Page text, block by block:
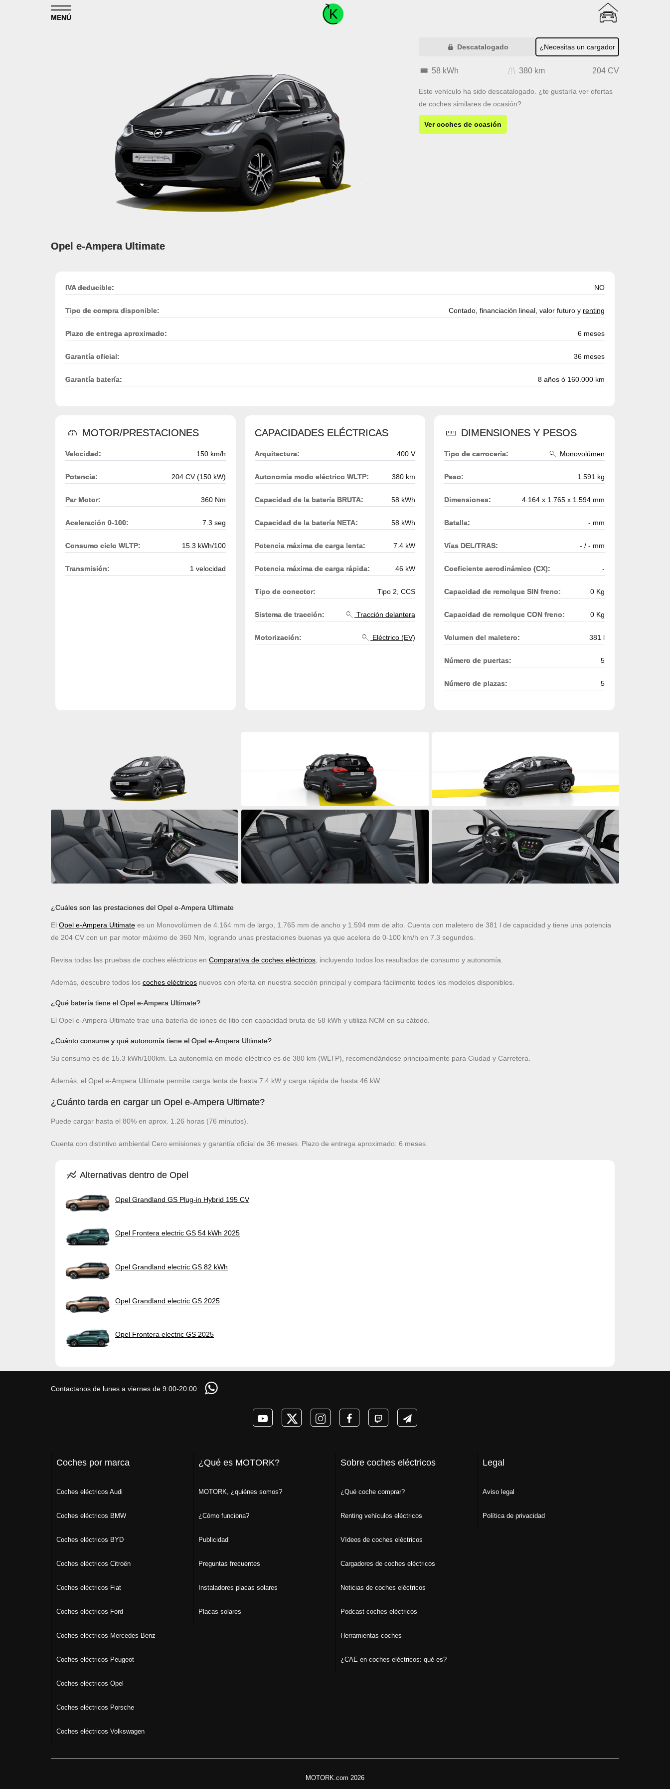
MENÚ
Descatalogado ¿Necesitas un cargador
58 kWh 380 km 204 CV
Este vehículo ha sido descatalogado. ¿te gustaría ver ofertas
de coches similares de ocasión?
Ver coches de ocasión
Opel e-Ampera Ultimate
IVA deducible: NO
Tipo de compra disponible: Contado, financiación lineal, valor futuro y renting
Plazo de entrega aproximado: 6 meses
Garantía oficial: 36 meses
Garantía batería: 8 años ó 160.000 km
MOTOR/PRESTACIONES
Velocidad: 150 km/h
Potencia: 204 CV (150 kW)
Par Motor: 360 Nm
Aceleración 0-100: 7.3 seg
Consumo ciclo WLTP: 15.3 kWh/100
Transmisión: 1 velocidad
CAPACIDADES ELÉCTRICAS
Arquitectura: 400 V
Autonomía modo eléctrico WLTP: 380 km
Capacidad de la batería BRUTA: 58 kWh
Capacidad de la batería NETA: 58 kWh
Potencia máxima de carga lenta: 7.4 kW
Potencia máxima de carga rápida: 46 kW
Tipo de conector: Tipo 2, CCS
Sistema de tracción: Tracción delantera
Motorización: Eléctrico (EV)
DIMENSIONES Y PESOS
Tipo de carrocería: Monovolúmen
Peso: 1.591 kg
Dimensiones: 4.164 x 1.765 x 1.594 mm
Batalla: - mm
Vías DEL/TRAS: - / - mm
Coeficiente aerodinámico (CX): -
Capacidad de remolque SIN freno: 0 Kg
Capacidad de remolque CON freno: 0 Kg
Volumen del maletero: 381 l
Número de puertas: 5
Número de plazas: 5
¿Cuáles son las prestaciones del Opel e-Ampera Ultimate
El Opel e-Ampera Ultimate es un Monovolúmen de 4.164 mm de largo, 1.765 mm de ancho y 1.594 mm de alto. Cuenta con maletero de 381 l de capacidad y tiene una potencia
de 204 CV con un par motor máximo de 360 Nm, logrando unas prestaciones buenas ya que acelera de 0-100 km/h en 7.3 segundos.
Revisa todas las pruebas de coches eléctricos en Comparativa de coches eléctricos , incluyendo todos los resultados de consumo y autonomía.
Además, descubre todos los coches eléctricos nuevos con oferta en nuestra sección principal y compara fácilmente todos los modelos disponibles.
¿Qué batería tiene el Opel e-Ampera Ultimate?
El Opel e-Ampera Ultimate trae una batería de iones de litio con capacidad bruta de 58 kWh y utiliza NCM en su cátodo.
¿Cuánto consume y qué autonomía tiene el Opel e-Ampera Ultimate?
Su consumo es de 15.3 kWh/100km. La autonomía en modo eléctrico es de 380 km (WLTP), recomendándose principalmente para Ciudad y Carretera.
Además, el Opel e-Ampera Ultimate permite carga lenta de hasta 7.4 kW y carga rápida de hasta 46 kW
¿Cuánto tarda en cargar un Opel e-Ampera Ultimate?
Puede cargar hasta el 80% en aprox. 1.26 horas (76 minutos).
Cuenta con distintivo ambiental Cero emisiones y garantía oficial de 36 meses. Plazo de entrega aproximado: 6 meses.
Alternativas dentro de Opel
Opel Grandland GS Plug-in Hybrid 195 CV
Opel Frontera electric GS 54 kWh 2025
Opel Grandland electric GS 82 kWh
Opel Grandland electric GS 2025
Opel Frontera electric GS 2025
Contactanos de lunes a viernes de 9:00-20:00
Coches por marca
Coches eléctricos Audi
Coches eléctricos BMW
Coches eléctricos BYD
Coches eléctricos Citroën
Coches eléctricos Fiat
Coches eléctricos Ford
Coches eléctricos Mercedes-Benz
Coches eléctricos Peugeot
Coches eléctricos Opel
Coches eléctricos Porsche
Coches eléctricos Volkswagen
¿Qué es MOTORK?
MOTORK, ¿quiénes somos?
¿Cómo funciona?
Publicidad
Preguntas frecuentes
Instaladores placas solares
Placas solares
Sobre coches eléctricos
¿Qué coche comprar?
Renting vehículos eléctricos
Vídeos de coches eléctricos
Cargadores de coches eléctricos
Noticias de coches eléctricos
Podcast coches eléctricos
Herramientas coches
¿CAE en coches eléctricos: qué es?
Legal
Aviso legal
Política de privacidad
MOTORK.com 2026